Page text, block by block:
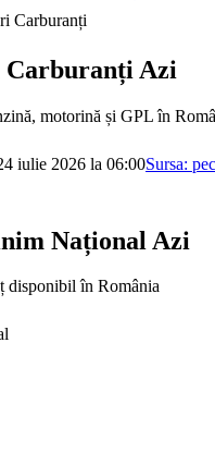
Carburanți
Azi
motorină și GPL în
iulie 2026 la 06:00Sursa:
Național Azi
disponibil în România